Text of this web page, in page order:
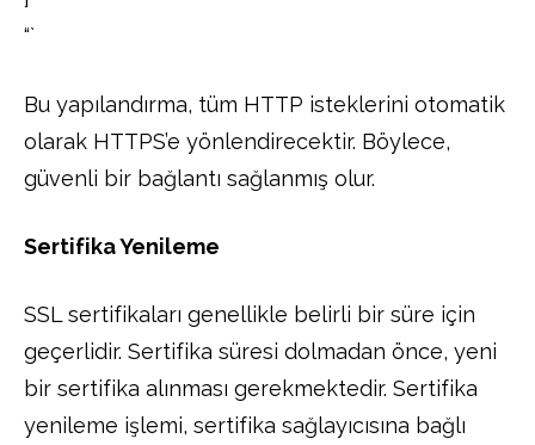
“`
Bu yapılandırma, tüm HTTP isteklerini otomatik
olarak HTTPS’e yönlendirecektir. Böylece,
güvenli bir bağlantı sağlanmış olur.
Sertifika Yenileme
SSL sertifikaları genellikle belirli bir süre için
geçerlidir. Sertifika süresi dolmadan önce, yeni
bir sertifika alınması gerekmektedir. Sertifika
yenileme işlemi, sertifika sağlayıcısına bağlı